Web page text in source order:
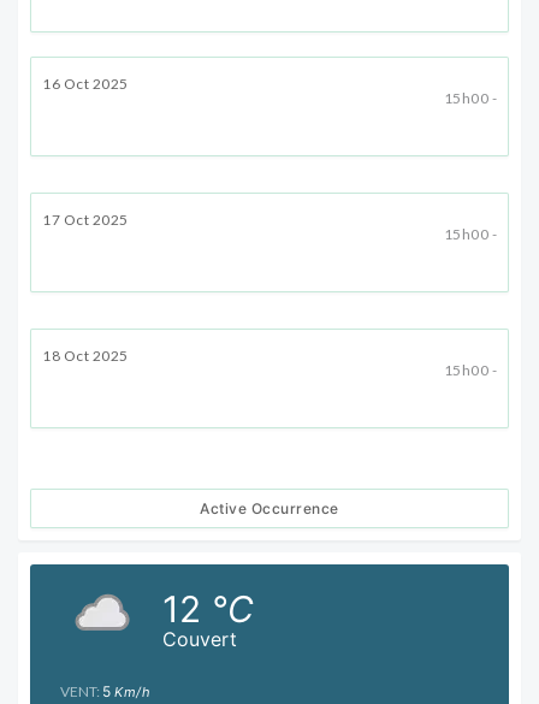
16 Oct 2025
15h00 -
17 Oct 2025
15h00 -
18 Oct 2025
15h00 -
Active Occurrence
Couvert
12 °C
VENT: 5 Km/h